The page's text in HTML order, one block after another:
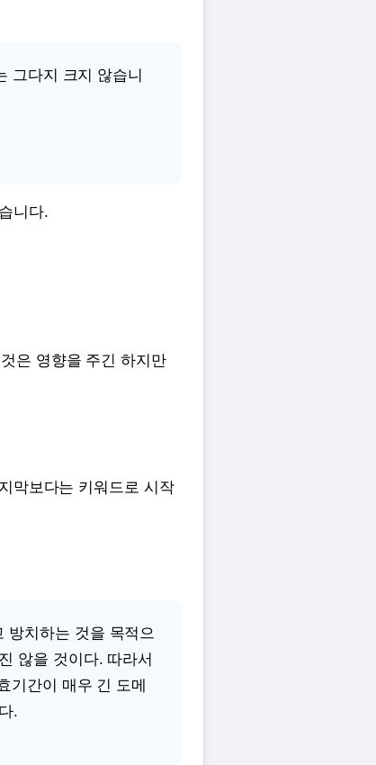
그다지 크지 않습니
니다.
은 영향을 주긴 하지만
막보다는 키워드로 시작
방치하는 것을 목적으
않을 것이다. 따라서
기간이 매우 긴 도메
.